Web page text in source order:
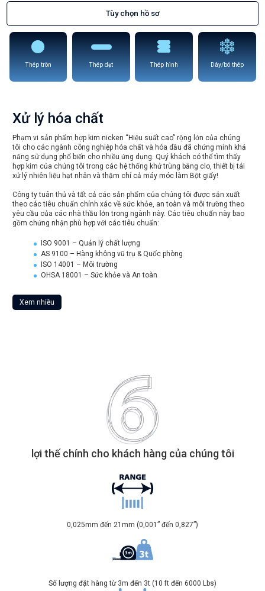
Tùy chọn hồ sơ
Thép tròn Thép dẹt Thép hình Dây/bó thép
Xử lý hóa chất
Phạm vi sản phẩm hợp kim nicken “Hiệu suất cao” rộng lớn của chúng
tôi cho các ngành công nghiệp hóa chất và hóa dầu đã chứng minh khả
năng sử dụng phổ biến cho nhiều ứng dụng. Quý khách có thể tìm thấy
hợp kim của chúng tôi trong các hệ thống khử trùng bằng clo, thiết bị tái
xử lý nhiên liệu hạt nhân và thậm chí cả máy móc làm Bột giấy!
Công ty tuân thủ và tất cả các sản phẩm của chúng tôi được sản xuất
theo các tiêu chuẩn chính xác về sức khỏe, an toàn và môi trường theo
yêu cầu của các nhà thầu lớn trong ngành này. Các tiêu chuẩn này bao
gồm chứng nhận phù hợp với các tiêu chuẩn:
ISO 9001 – Quản lý chất lượng
AS 9100 – Hàng không vũ trụ & Quốc phòng
ISO 14001 – Môi trường
OHSA 18001 – Sức khỏe và An toàn
Xem nhiều
lợi thế chính cho khách hàng của chúng tôi
0,025mm đến 21mm (0,001” đến 0,827”)
Số lượng đặt hàng từ 3m đến 3t (10 ft đến 6000 Lbs)